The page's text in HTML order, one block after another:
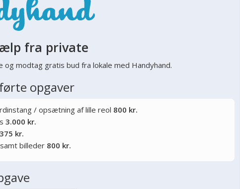
fra private
og modtag gratis bud fra lokale med Handyhand.
opgaver
/ opsætning af lille reol 800 kr.
3.000 kr.
375 kr.
billeder 800 kr.